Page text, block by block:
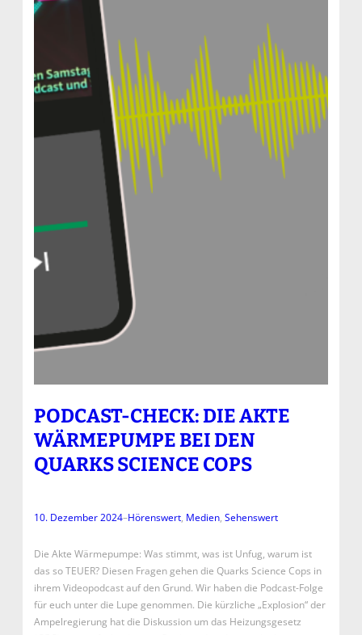
PODCAST-CHECK: DIE AKTE
WÄRMEPUMPE BEI DEN
QUARKS SCIENCE COPS
10. Dezember 2024–Hörenswert, Medien, Sehenswert
Die Akte Wärmepumpe: Was stimmt, was ist Unfug, warum ist
das so TEUER? Diesen Fragen gehen die Quarks Science Cops in
ihrem Videopodcast auf den Grund. Wir haben die Podcast-Folge
für euch unter die Lupe genommen. Die kürzliche „Explosion“ der
Ampelregierung hat die Diskussion um das Heizungsgesetz